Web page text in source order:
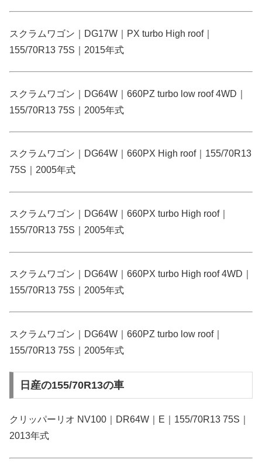
スクラムワゴン｜DG17W｜PX turbo High roof｜
155/70R13 75S｜2015年式
スクラムワゴン｜DG64W｜660PZ turbo low roof 4WD｜
155/70R13 75S｜2005年式
スクラムワゴン｜DG64W｜660PX High roof｜155/70R13
75S｜2005年式
スクラムワゴン｜DG64W｜660PX turbo High roof｜
155/70R13 75S｜2005年式
スクラムワゴン｜DG64W｜660PX turbo High roof 4WD｜
155/70R13 75S｜2005年式
スクラムワゴン｜DG64W｜660PZ turbo low roof｜
155/70R13 75S｜2005年式
日産の155/70R13の車
クリッパーリオ NV100｜DR64W｜E｜155/70R13 75S｜
2013年式